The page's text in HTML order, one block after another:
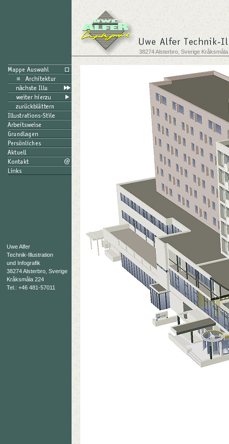
38274 Alsterbro, Sverige
Uwe Alfer
Technik-Illustration
und Infografik
38274 Alsterbro, Sverige
Kråksmåla 224
Tel.: +46 481-57011